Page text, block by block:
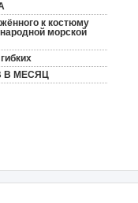
к костюму
морской
В МЕСЯЦ